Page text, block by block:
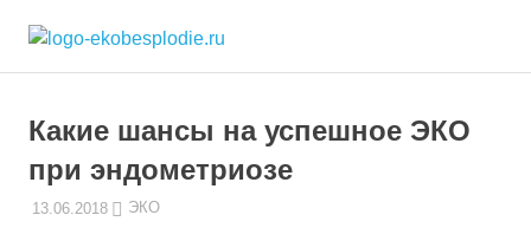
content
и
лечении
бесплодия
Какие шансы на успешное ЭКО
при эндометриозе
13.06.2018 ЭКО-1
ЭКО